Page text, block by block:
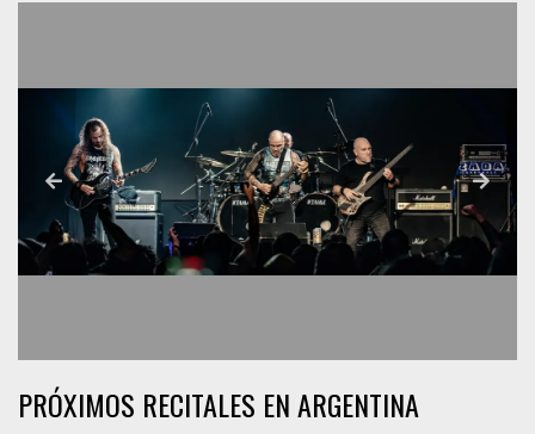
PRÓXIMOS RECITALES EN ARGENTINA